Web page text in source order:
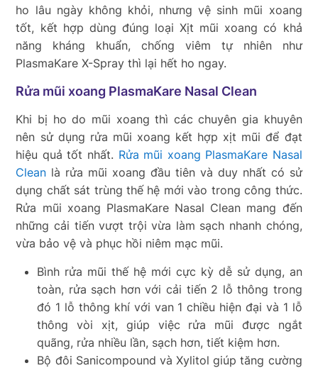
ho lâu ngày không khỏi, nhưng vệ sinh mũi xoang
tốt, kết hợp dùng đúng loại Xịt mũi xoang có khả
năng kháng khuẩn, chống viêm tự nhiên như
PlasmaKare X-Spray thì lại hết ho ngay.
Rửa mũi xoang PlasmaKare Nasal Clean
Khi bị ho do mũi xoang thì các chuyên gia khuyên
nên sử dụng rửa mũi xoang kết hợp xịt mũi để đạt
hiệu quả tốt nhất. Rửa mũi xoang PlasmaKare Nasal
Clean là rửa mũi xoang đầu tiên và duy nhất có sử
dụng chất sát trùng thế hệ mới vào trong công thức.
Rửa mũi xoang PlasmaKare Nasal Clean mang đến
những cải tiến vượt trội vừa làm sạch nhanh chóng,
vừa bảo vệ và phục hồi niêm mạc mũi.
Bình rửa mũi thế hệ mới cực kỳ dễ sử dụng, an
toàn, rửa sạch hơn với cải tiến 2 lỗ thông trong
đó 1 lỗ thông khí với van 1 chiều hiện đại và 1 lỗ
thông vòi xịt, giúp việc rửa mũi được ngắt
quãng, rửa nhiều lần, sạch hơn, tiết kiệm hơn.
Bộ đôi Sanicompound và Xylitol giúp tăng cường